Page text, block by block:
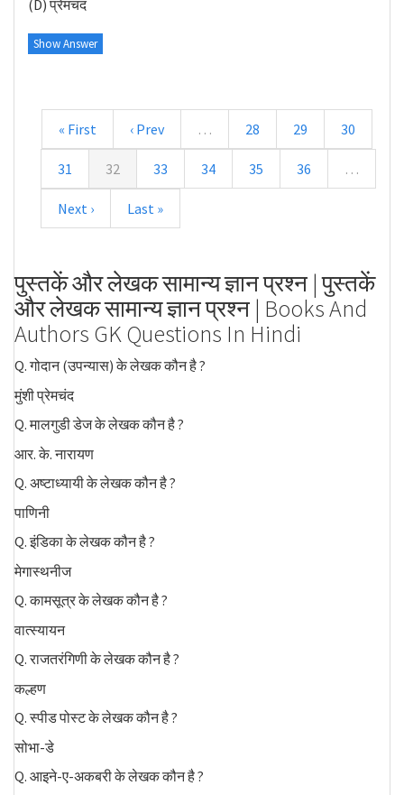
(D) प्रेमचंद
Show Answer
« First ‹ Prev … 28 29 30
31 32 33 34 35 36 …
Next › Last »
पुस्तकें और लेखक सामान्य ज्ञान प्रश्न | पुस्तकें
और लेखक सामान्य ज्ञान प्रश्न | Books And
Authors GK Questions In Hindi
Q. गोदान (उपन्यास) के लेखक कौन है ?
मुंशी प्रेमचंद
Q. मालगुडी डेज के लेखक कौन है ?
आर. के. नारायण
Q. अष्टाध्यायी के लेखक कौन है ?
पाणिनी
Q. इंडिका के लेखक कौन है ?
मेगास्थनीज
Q. कामसूत्र के लेखक कौन है ?
वात्स्यायन
Q. राजतरंगिणी के लेखक कौन है ?
कल्हण
Q. स्पीड पोस्ट के लेखक कौन है ?
सोभा-डे
Q. आइने-ए-अकबरी के लेखक कौन है ?